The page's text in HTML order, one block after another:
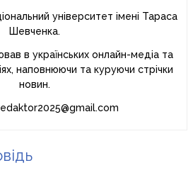
університет імені Тараса
Шевченка.
в українських онлайн-медіа та
наповнюючи та куруючи стрічки
новин.